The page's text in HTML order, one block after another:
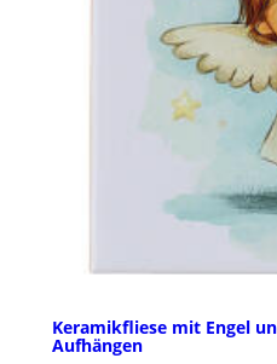
Keramikfliese mit Engel
Aufhängen